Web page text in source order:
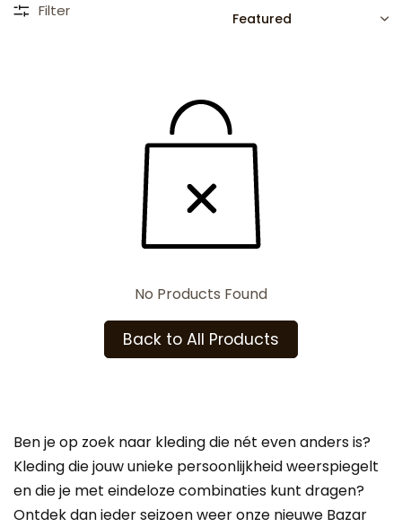
Filter
No Products Found
Back to All Products
Ben je op zoek naar kleding die nét even anders is?
Kleding die jouw unieke persoonlijkheid weerspiegelt
en die je met eindeloze combinaties kunt dragen?
Ontdek dan ieder seizoen weer onze nieuwe Bazar